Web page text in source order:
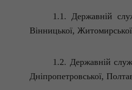
1.1. Державній
Вінницької,
1.2. Державній
Дніпропетровської,